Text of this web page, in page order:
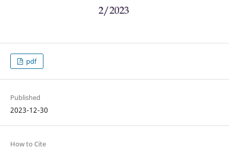
pdf
Published
2023-12-30
How to Cite